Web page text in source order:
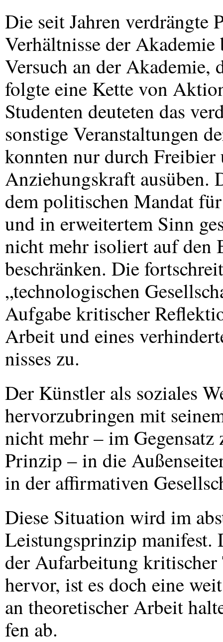
Die seit Jahren verdrängte
Verhältnisse der
Versuch an der
folgte eine Kette von
Studenten deuteten das
sonstige Veranstaltungen
konnten nur durch Freibier
Anziehungskraft ausüben.
dem politischen Mandat
und in erweitertem Sinn
nicht mehr isoliert auf den
beschränken. Die
„technologischen
Aufgabe kritischer
Arbeit und eines
nisses zu.
Der Künstler als soziales
hervorzubringen mit
nicht mehr – im Gegensatz
Prinzip – in die
in der affirmativen
Diese Situation wird im
Leistungsprinzip manifest.
der Aufarbeitung kritischer
hervor, ist es doch eine
an theoretischer Arbeit
fen ab.